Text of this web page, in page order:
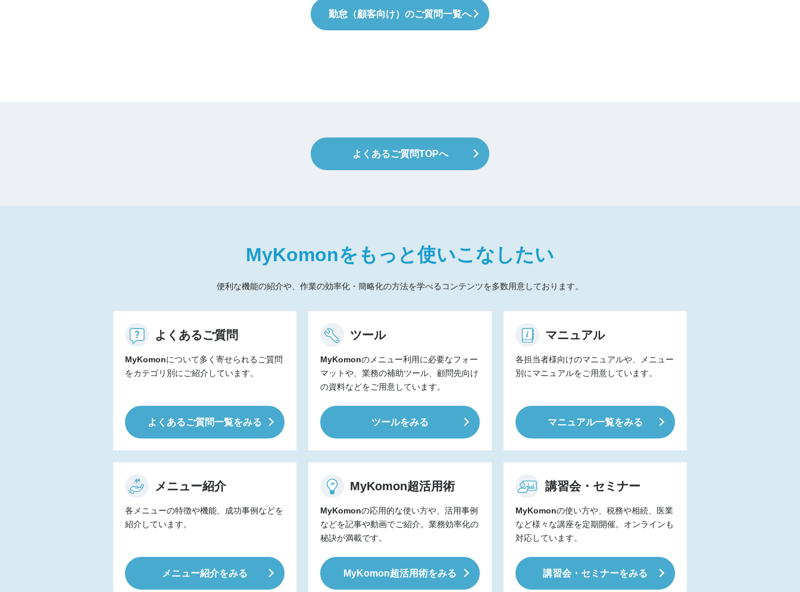
勤怠（顧客向け）のご質問一覧へ
よくあるご質問TOPへ
MyKomonをもっと使いこなしたい
便利な機能の紹介や、作業の効率化・簡略化の方法を学べるコンテンツを多数用意しております。
よくあるご質問
MyKomonについて多く寄せられるご質問
をカテゴリ別にご紹介しています。
よくあるご質問一覧をみる
ツール
MyKomonのメニュー利用に必要なフォー
マットや、業務の補助ツール、顧問先向け
の資料などをご用意しています。
ツールをみる
マニュアル
各担当者様向けのマニュアルや、メニュー
別にマニュアルをご用意しています。
マニュアル一覧をみる
メニュー紹介
各メニューの特徴や機能、成功事例などを
紹介しています。
メニュー紹介をみる
MyKomon超活用術
MyKomonの応用的な使い方や、活用事例
などを記事や動画でご紹介。業務効率化の
秘訣が満載です。
MyKomon超活用術をみる
講習会・セミナー
MyKomonの使い方や、税務や相続、医業
など様々な講座を定期開催。オンラインも
対応しています。
講習会・セミナーをみる